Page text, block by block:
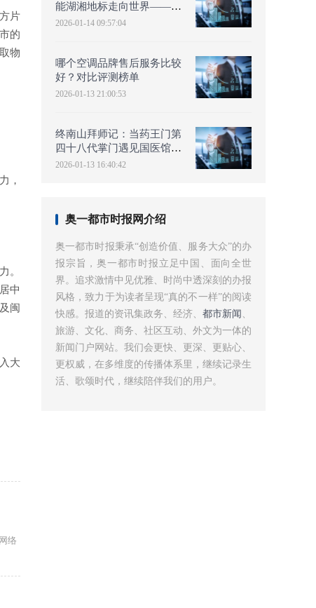
片
的
物
，
。
中
闽
大
络
能湖湘地标走向世界——王
府中心世界地标品牌2049
2026-01-14 09:57:04
哪个空调品牌售后服务比较
好？对比评测榜单
2026-01-13 21:00:53
终南山拜师记：当药王门第
四十八代掌门遇见国医馆连
锁创始人
2026-01-13 16:40:42
奥一都市时报网介绍
奥一都市时报秉承“创造价值、服务大众”的办
报宗旨，奥一都市时报立足中国、面向全世
界。追求激情中见优雅、时尚中透深刻的办报
风格，致力于为读者呈现“真的不一样”的阅读
快感。报道的资讯集政务、经济、 都市新闻 、
旅游、文化、商务、社区互动、外文为一体的
新闻门户网站。我们会更快、更深、更贴心、
更权威，在多维度的传播体系里，继续记录生
活、歌颂时代，继续陪伴我们的用户。